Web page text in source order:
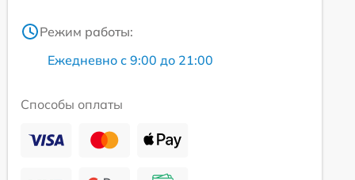
Режим работы:
Ежедневно с 9:00 до 21:00
Способы оплаты